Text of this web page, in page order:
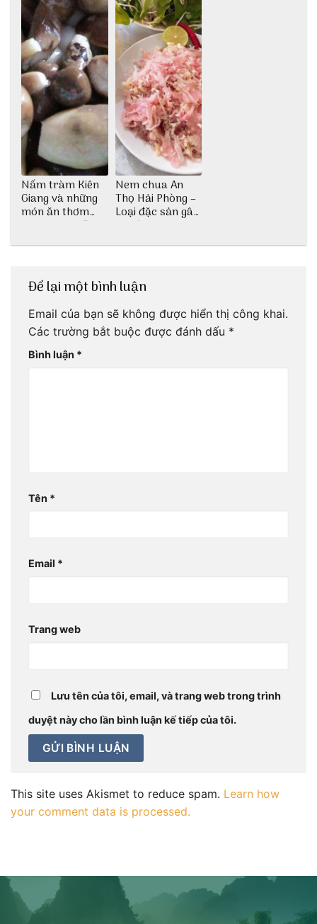
Nấm tràm Kiên
Giang và những
món ăn thơm
ngon khó cưỡng
Nem chua An
Thọ Hải Phòng –
Loại đặc sản gây
nghiện
Để lại một bình luận
Email của bạn sẽ không được hiển thị công khai.
Các trường bắt buộc được đánh dấu *
Bình luận *
Tên *
Email *
Trang web
Lưu tên của tôi, email, và trang web trong trình
duyệt này cho lần bình luận kế tiếp của tôi.
This site uses Akismet to reduce spam. Learn how
your comment data is processed.